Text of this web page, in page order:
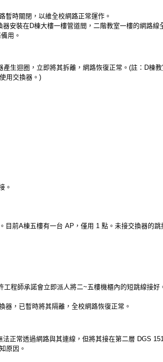
暫時關閉，以維全校網路正常運作。
安裝在D棟大樓一樓管道間，二階教室一樓的網路線
用。
生迴圈，立即將其拆離，網路恢復正常。(註：D棟教
用交換器。)
。
前A棟五樓有一台 AP，僅用 1 點。未接交換器的跳
程師承諾會立即派人將二~五樓機櫃內的短跳線接好
器，已暫時將其隔離，全校網路恢復正常。
正常透過網路與其連線，但將其接在第二層 DGS
原因。